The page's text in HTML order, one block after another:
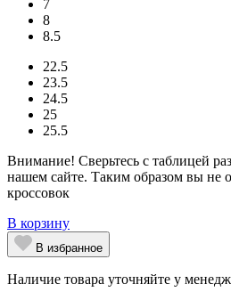
7
8
8.5
22.5
23.5
24.5
25
25.5
Внимание! Сверьтесь с таблицей
нашем сайте. Таким образом вы не
кроссовок
В корзину
В избранное
Наличие товара уточняйте у